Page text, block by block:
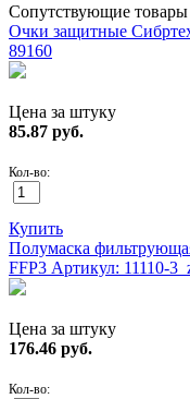
Сопутствующие товары
Очки защитные
89160
Цена за штуку
85.87 руб.
Кол-во:
Купить
Полумаска
FFP3 Артикул: 11110-
Цена за штуку
176.46 руб.
Кол-во: